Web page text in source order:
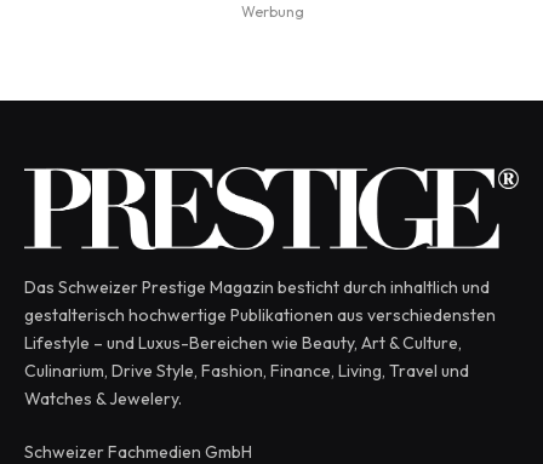
Werbung
Das Schweizer Prestige Magazin besticht durch inhaltlich und
gestalterisch hochwertige Publikationen aus verschiedensten
Lifestyle – und Luxus-Bereichen wie Beauty, Art & Culture,
Culinarium, Drive Style, Fashion, Finance, Living, Travel und
Watches & Jewelery.
Schweizer Fachmedien GmbH